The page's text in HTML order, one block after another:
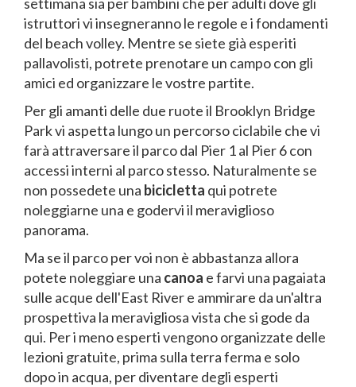
istruttori vi insegneranno le regole e i fondamenti
del beach volley. Mentre se siete già esperiti
pallavolisti, potrete prenotare un campo con gli
amici ed organizzare le vostre partite.
Per gli amanti delle due ruote il Brooklyn Bridge
Park vi aspetta lungo un percorso ciclabile che vi
farà attraversare il parco dal Pier 1 al Pier 6 con
accessi interni al parco stesso. Naturalmente se
non possedete una bicicletta qui potrete
noleggiarne una e godervi il meraviglioso
panorama.
Ma se il parco per voi non è abbastanza allora
potete noleggiare una canoa e farvi una pagaiata
sulle acque dell'East River e ammirare da un'altra
prospettiva la meravigliosa vista che si gode da
qui. Per i meno esperti vengono organizzate delle
lezioni gratuite, prima sulla terra ferma e solo
dopo in acqua, per diventare degli esperti